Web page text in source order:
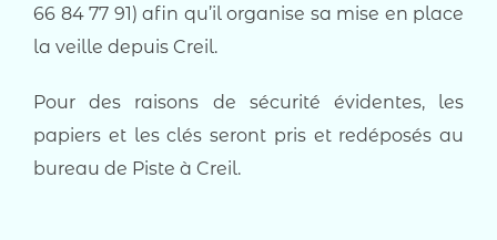
66 84 77 91) afin qu’il organise sa mise en place
la veille depuis Creil.
Pour des raisons de sécurité évidentes, les
papiers et les clés seront pris et redéposés au
bureau de Piste à Creil.